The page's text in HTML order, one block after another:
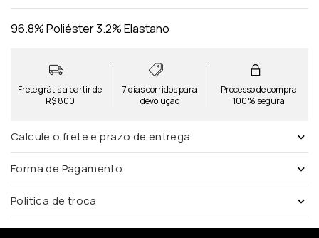
96.8% Poliéster 3.2% Elastano
Frete grátis a partir de
R$ 800
7 dias corridos para
devolução
Processo de compra
100% segura
Calcule o frete e prazo de entrega
Forma de Pagamento
Política de troca